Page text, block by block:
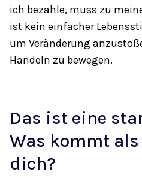
ich bezahle, muss zu
ist kein einfacher
um Veränderung
Handeln zu bewegen.
Das ist eine
Was kommt
dich?